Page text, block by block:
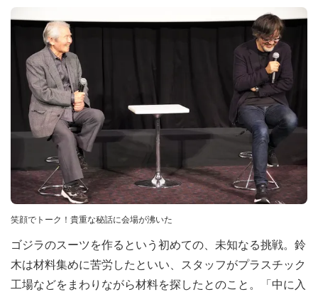
笑顔でトーク！貴重な秘話に会場が沸いた
ゴジラのスーツを作るという初めての、未知なる挑戦。鈴
木は材料集めに苦労したといい、スタッフがプラスチック
工場などをまわりながら材料を探したとのこと。「中に入